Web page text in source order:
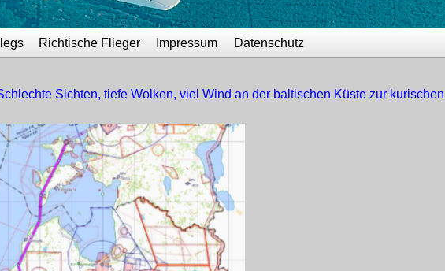
Richtische Flieger Impressum Datenschutz
Sichten, tiefe Wolken, viel Wind an der baltischen Küste zur